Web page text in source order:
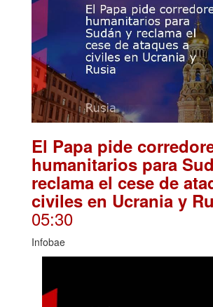
El Papa pide
humanitarios para
reclama el cese de
civiles en Ucrania y
05:30
Infobae